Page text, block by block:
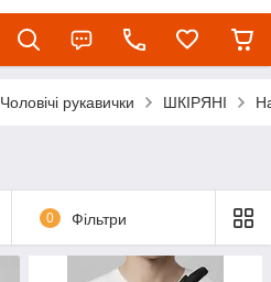
Чоловічі рукавички ШКІРЯНІ
0 Фільтри